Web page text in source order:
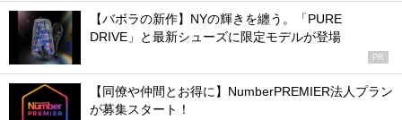
【バボラの新作】NYの輝きを纏う。「PURE
DRIVE」と最新シューズに限定モデルが登場
PR
【同僚や仲間とお得に】NumberPREMIER法人プラン
が募集スタート！